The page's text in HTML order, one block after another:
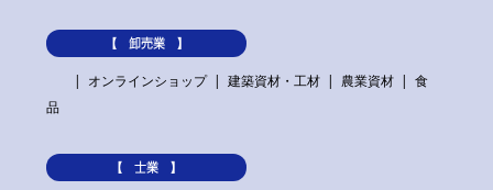
【 卸売業 】
オンラインショップ
建築資材・工材 農業資材
食
品
【 士業 】